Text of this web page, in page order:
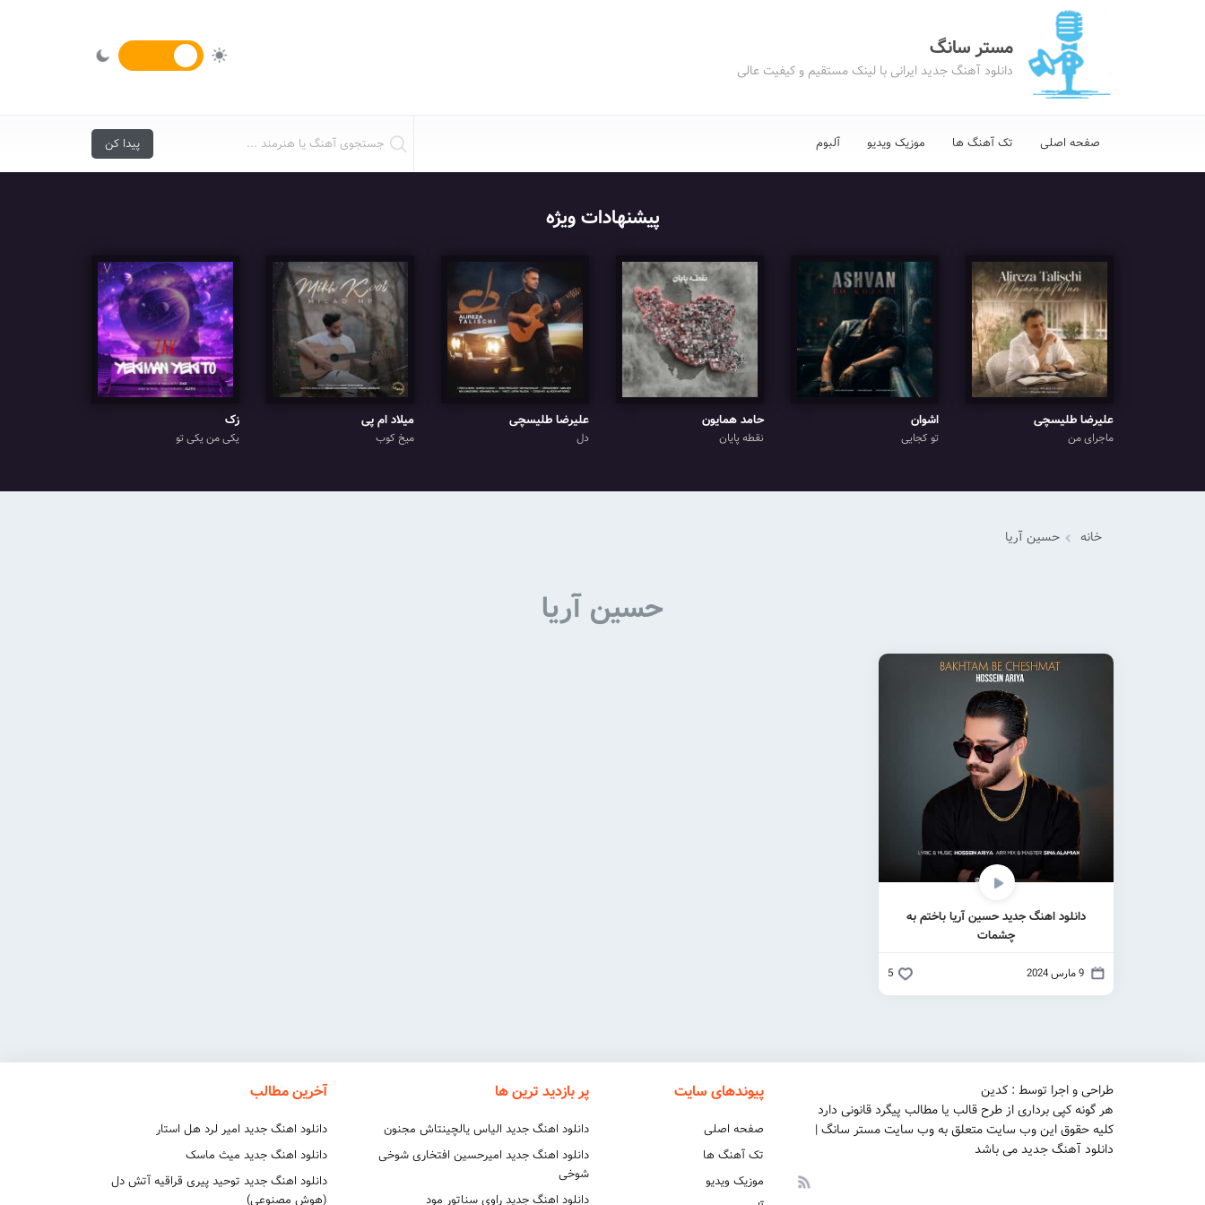
مستر سانگ
دانلود آهنگ جدید ایرانی با لینک مستقیم و کیفیت عالی
صفحه اصلی تک آهنگ ها موزیک ویدیو آلبوم
پیشنهادات ویژه
علیرضا طلیسچی
ماجرای من
اشوان
تو کجایی
حامد همایون
نقطه پایان
علیرضا طلیسچی
دل
میلاد ام پی
میخ کوب
زک
یکی من یکی تو
خانه حسین آریا
حسین آریا
دانلود اهنگ جدید حسین آریا باختم به
چشمات
9 مارس 2024 5
طراحی و اجرا توسط : کدین
هر گونه کپی برداری از طرح قالب یا مطالب پیگرد قانونی دارد
کلیه حقوق این وب سایت متعلق به وب سایت مستر سانگ |
دانلود آهنگ جدید می باشد
پیوندهای سایت
صفحه اصلی
تک آهنگ ها
موزیک ویدیو
پر بازدید ترین ها
دانلود اهنگ جدید الیاس یالچینتاش مجنون
دانلود اهنگ جدید امیرحسین افتخاری شوخی
شوخی
دانلود اهنگ جدید راوی سناتور مود
آخرین مطالب
دانلود اهنگ جدید امیر لرد هل استار
دانلود اهنگ جدید میث ماسک
دانلود اهنگ جدید توحید پیری قراقیه آتش دل
(هوش مصنوعی)